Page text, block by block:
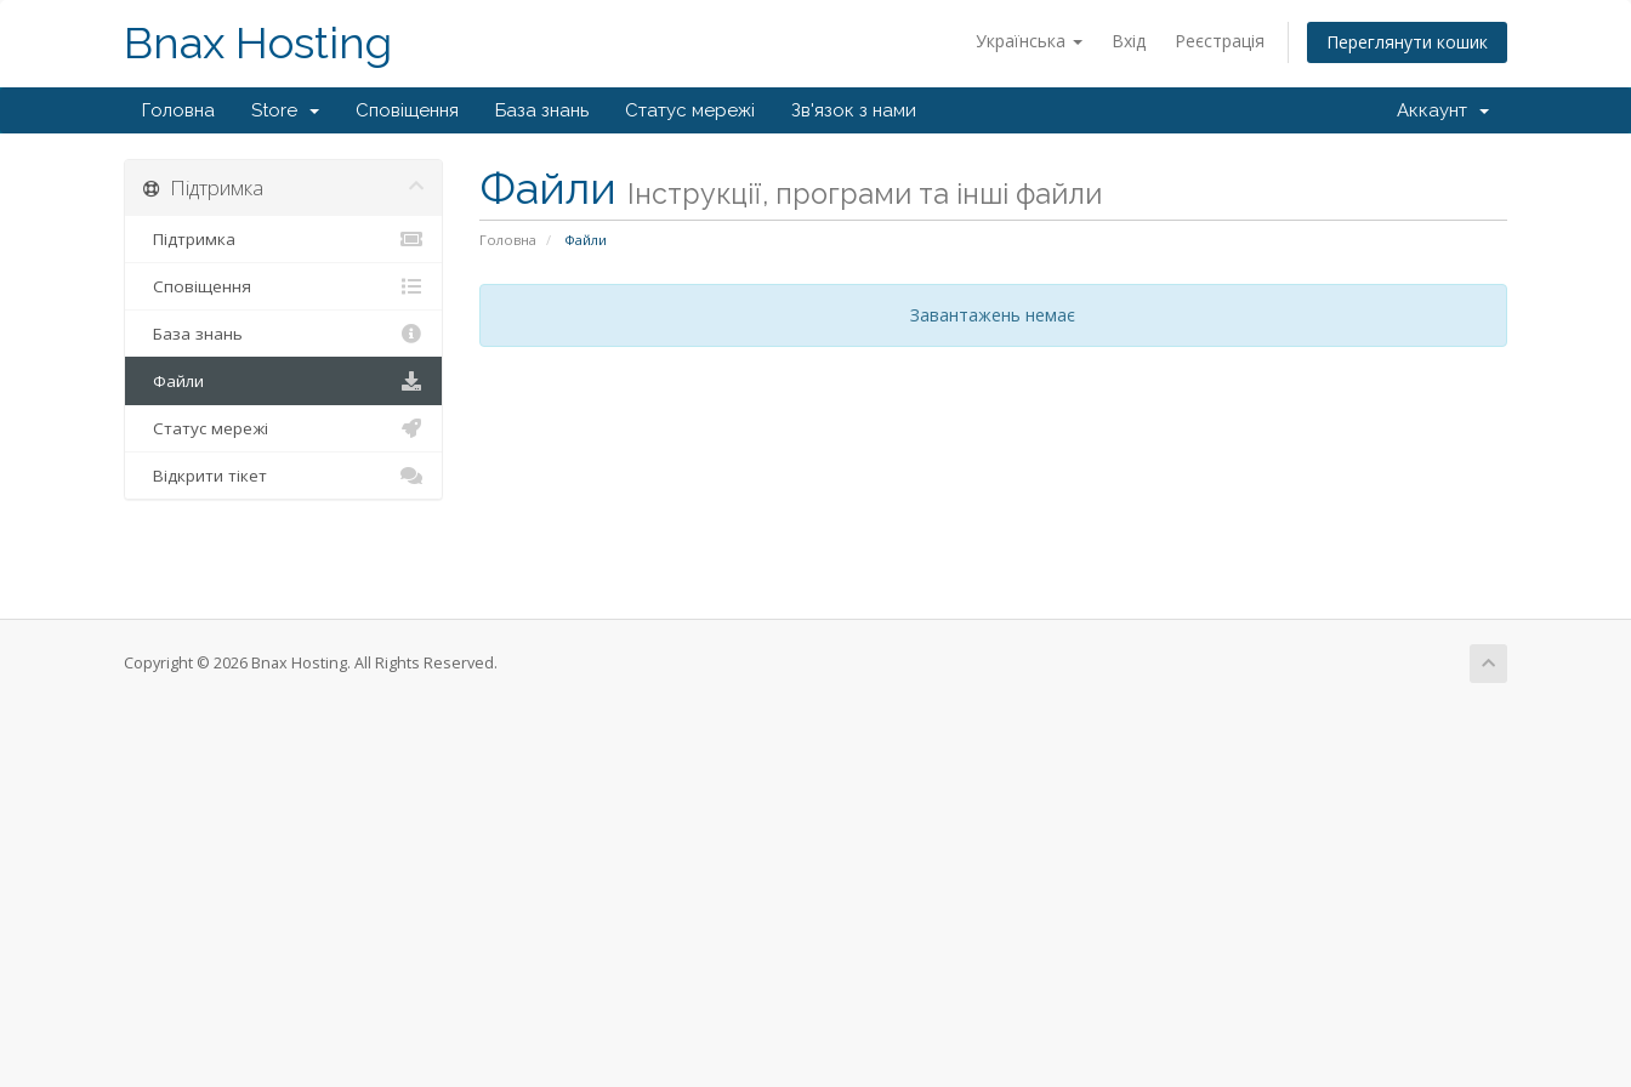
Українська Вхід Реєстрація Переглянути кошик
Bnax Hosting
Головна Store Сповіщення База знань Статус мережі Зв'язок з нами Аккаунт
Файли Інструкції, програми та інші файли
Головна Файли
Завантажень немає
Підтримка
Підтримка
Сповіщення
База знань
Файли
Статус мережі
Відкрити тікет
Copyright © 2026 Bnax Hosting. All Rights Reserved.